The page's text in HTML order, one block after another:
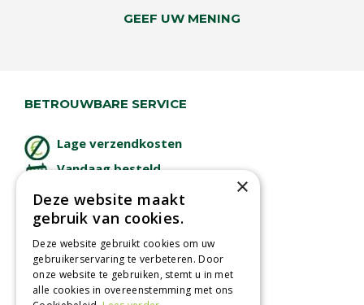
GEEF UW MENING
BETROUWBARE SERVICE
Lage verzendkosten
Vandaag besteld
Afhalen in tuincentrum
Betaal veilig
met iDeal - Wero
×
Deze website maakt
gebruik van cookies.
Deze website gebruikt cookies om uw
gebruikerservaring te verbeteren. Door
onze website te gebruiken, stemt u in met
alle cookies in overeenstemming met ons